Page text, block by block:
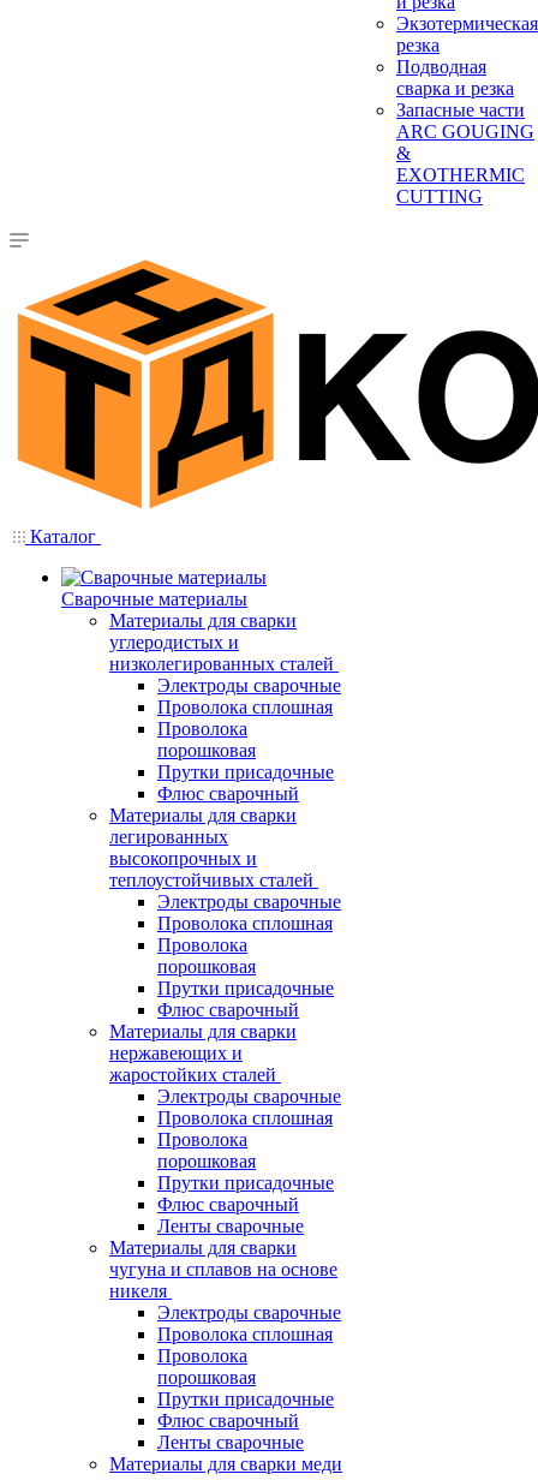
Экзотермическая
резка
Подводная
сварка и резка
Запасные части
ARC GOUGING
&
EXOTHERMIC
CUTTING
Каталог
Сварочные материалы
Материалы для сварки
углеродистых и
низколегированных сталей
Электроды сварочные
Проволока сплошная
Проволока
порошковая
Прутки присадочные
Флюс сварочный
Материалы для сварки
легированных
высокопрочных и
теплоустойчивых сталей
Электроды сварочные
Проволока сплошная
Проволока
порошковая
Прутки присадочные
Флюс сварочный
Материалы для сварки
нержавеющих и
жаростойких сталей
Электроды сварочные
Проволока сплошная
Проволока
порошковая
Прутки присадочные
Флюс сварочный
Ленты сварочные
Материалы для сварки
чугуна и сплавов на основе
никеля
Электроды сварочные
Проволока сплошная
Проволока
порошковая
Прутки присадочные
Флюс сварочный
Ленты сварочные
Материалы для сварки меди